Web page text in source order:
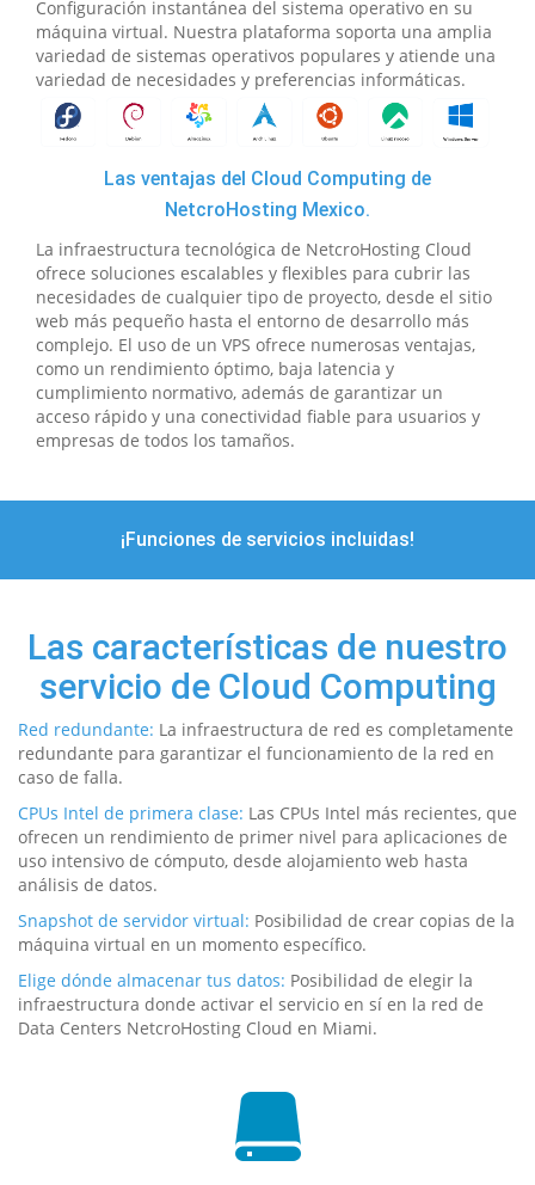
Configuración instantánea del sistema operativo en su
máquina virtual. Nuestra plataforma soporta una amplia
variedad de sistemas operativos populares y atiende una
variedad de necesidades y preferencias informáticas.
Las ventajas del Cloud Computing de
NetcroHosting Mexico.
La infraestructura tecnológica de NetcroHosting Cloud
ofrece soluciones escalables y flexibles para cubrir las
necesidades de cualquier tipo de proyecto, desde el sitio
web más pequeño hasta el entorno de desarrollo más
complejo. El uso de un VPS ofrece numerosas ventajas,
como un rendimiento óptimo, baja latencia y
cumplimiento normativo, además de garantizar un
acceso rápido y una conectividad fiable para usuarios y
empresas de todos los tamaños.
¡Funciones de servicios incluidas!
Las características de nuestro
servicio de Cloud Computing
Red redundante: La infraestructura de red es completamente
redundante para garantizar el funcionamiento de la red en
caso de falla.
CPUs Intel de primera clase: Las CPUs Intel más recientes, que
ofrecen un rendimiento de primer nivel para aplicaciones de
uso intensivo de cómputo, desde alojamiento web hasta
análisis de datos.
Snapshot de servidor virtual: Posibilidad de crear copias de la
máquina virtual en un momento específico.
Elige dónde almacenar tus datos: Posibilidad de elegir la
infraestructura donde activar el servicio en sí en la red de
Data Centers NetcroHosting Cloud en Miami.